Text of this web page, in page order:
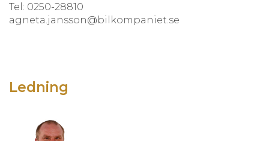
Tel: 0250-28810
agneta.jansson@bilkompaniet.se
Ledning